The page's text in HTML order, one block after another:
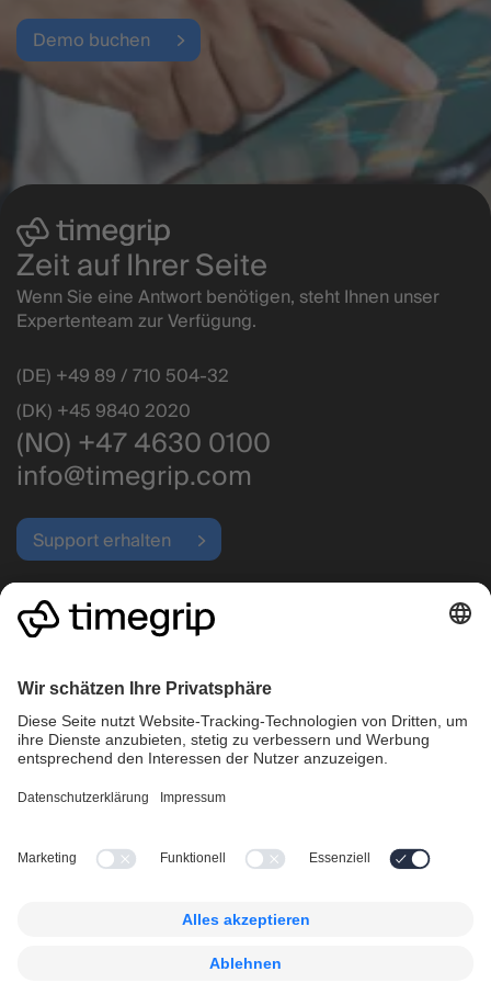
Demo buchen
Zeit auf Ihrer Seite
Wenn Sie eine Antwort benötigen, steht Ihnen unser
Expertenteam zur Verfügung.
(DE) +49 89 / 710 504-32
(DK) +45 9840 2020
(NO) +47 4630 0100
info@timegrip.com
Support erhalten
Betriebsstatus
Einsatzplanung
Zeiterfassung
Betrieb
Warum Timegrip wählen?
Preise
Folgen Sie uns
Legal
Compliance und Audits
Datenschutz­erklärung